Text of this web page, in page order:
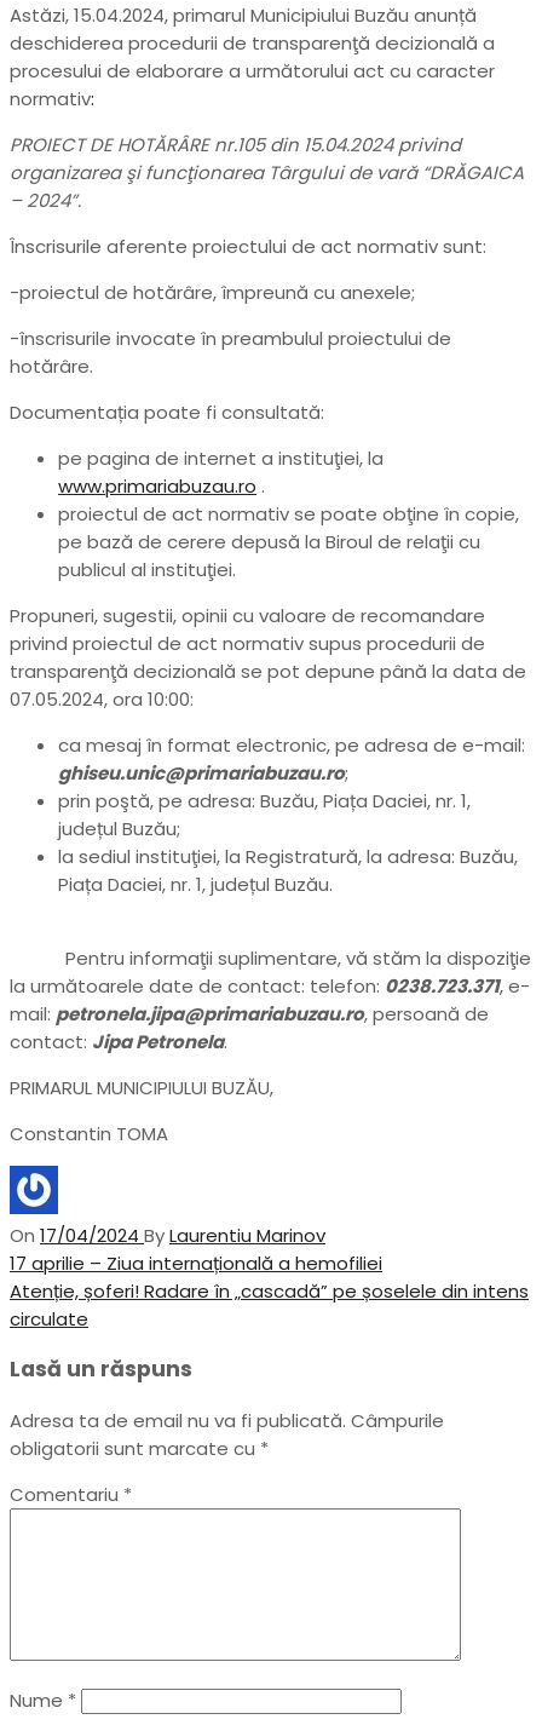
Astăzi, 15.04.2024, primarul Municipiului Buzău anunță
deschiderea procedurii de transparenţă decizională a
procesului de elaborare a următorului act cu caracter
normativ:
PROIECT DE HOTĂRÂRE nr.105 din 15.04.2024 privind
organizarea şi funcţionarea Târgului de vară “DRĂGAICA
– 2024”.
Înscrisurile aferente proiectului de act normativ sunt:
-proiectul de hotărâre, împreună cu anexele;
-înscrisurile invocate în preambulul proiectului de
hotărâre.
Documentația poate fi consultată:
pe pagina de internet a instituţiei, la
www.primariabuzau.ro .
proiectul de act normativ se poate obţine în copie,
pe bază de cerere depusă la Biroul de relaţii cu
publicul al instituţiei.
Propuneri, sugestii, opinii cu valoare de recomandare
privind proiectul de act normativ supus procedurii de
transparenţă decizională se pot depune până la data de
07.05.2024, ora 10:00:
ca mesaj în format electronic, pe adresa de e-mail:
ghiseu.unic@primariabuzau.ro;
prin poştă, pe adresa: Buzău, Piața Daciei, nr. 1,
județul Buzău;
la sediul instituţiei, la Registratură, la adresa: Buzău,
Piața Daciei, nr. 1, județul Buzău.
Pentru informaţii suplimentare, vă stăm la dispoziţie
la următoarele date de contact: telefon: 0238.723.371, e-
mail: petronela.jipa@primariabuzau.ro, persoană de
contact: Jipa Petronela.
PRIMARUL MUNICIPIULUI BUZĂU,
Constantin TOMA
On 17/04/2024 ByLaurentiu Marinov
Navigare
în
articole
Previous
Post
17 aprilie – Ziua internațională a hemofiliei
Next
Post
Atenție, șoferi! Radare în „cascadă” pe șoselele din intens
circulate
Lasă un răspuns
Adresa ta de email nu va fi publicată. Câmpurile
obligatorii sunt marcate cu *
Comentariu *
Nume *